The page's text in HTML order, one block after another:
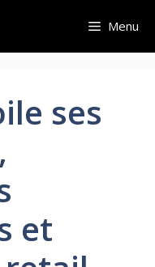
Menu
ses
et